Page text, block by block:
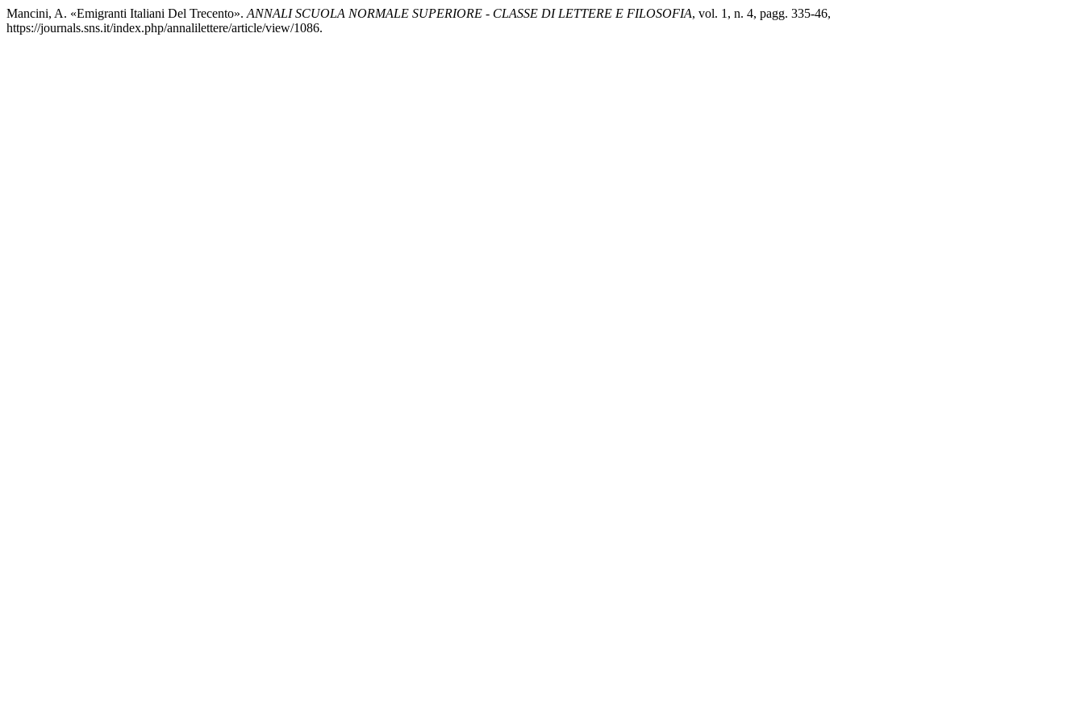
Mancini, A. «Emigranti Italiani Del Trecento». ANNALI SCUOLA NORMALE SUPERIORE - CLASSE DI LETTERE E FILOSOFIA, vol. 1, n. 4, pagg. 335-46,
https://journals.sns.it/index.php/annalilettere/article/view/1086.